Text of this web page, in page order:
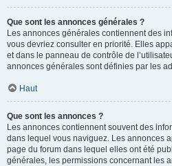
Que sont les annonces générales ?
Les annonces générales contiennent des
vous devriez consulter en priorité. Elles
et dans le panneau de contrôle de
annonces générales sont définies par les
Haut
Que sont les annonces ?
Les annonces contiennent souvent des
dans lequel vous naviguez. Les annonces
page du forum dans lequel elles ont été
générales, les permissions concernant les